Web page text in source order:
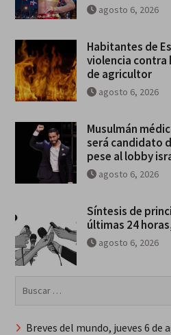
agosto 6, 2026
Habitantes de
violencia contra
de agricultor
agosto 6, 2026
Musulmán
será candidato
pese al lobby
agosto 6, 2026
Síntesis de
últimas 24
agosto 6, 2026
Breves del mundo, jueves 6 de